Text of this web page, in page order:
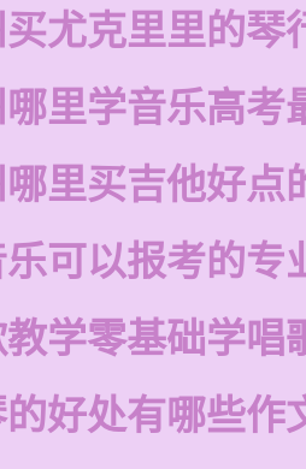
尤克里里的琴
里学音乐高考
里买吉他好点
可以报考的专
学零基础学唱
好处有哪些作